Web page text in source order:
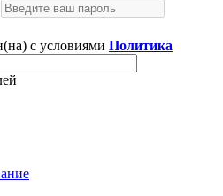
с условиями Политика